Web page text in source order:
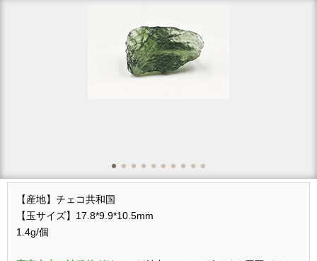
【産地】チェコ共和国
【玉サイズ】17.8*9.9*10.5mm
1.4g/個